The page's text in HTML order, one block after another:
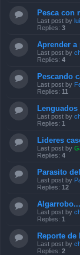
Pesca con
Last post by
Replies: 3
Aprender a
Last post by
Replies: 4
Pescando
Last post by
Replies: 11
Last post by
Replies: 1
Lideres
Last post by
Replies: 4
Parasito
Last post by
Replies: 12
Last post by
Replies: 1
Reporte
Last post by
Replies: 2